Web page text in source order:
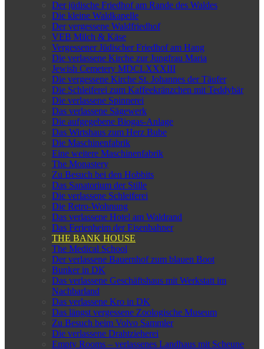
Der jüdische Friedhof am Rande des Waldes
Die kleine Waldkapelle
Der vergessene Waldfriedhof
VEB Milch & Käse
Vergessener Jüdischer Friedhof am Hang
Die verlassene Kirche zur Jungfrau Maria
Jewish Cemetery MDCLXXXIII
Die vergessene Kirche St. Johannes der Täufer
Die Schleiferei zum Kaffeekränzchen mit Teddybär
Die verlassene Spinnerei
Das verlassene Sägewerk
Die aufgegebene Biogas-Anlage
Das Wirtshaus zum Herz Bube
Die Maschinenfabrik
Eine weitere Maschinenfabrik
The Monastery
Zu Besuch bei den Hobbits
Das Sanatorium der Stille
Die verlassene Schleiferei
Die Retro-Wohnung
Das verlassene Hotel am Waldrand
Das Ferienheim der Eisenbahner
THE BANK HOUSE
The Medical School
Der verlassene Bauernhof zum blauen Boot
Bunker in DK
Das verlassene Geschäftshaus mit Werkstatt im
Nachbarland
Das verlassene Kro in DK
Das längst vergessene Zoologische Museum
Zu Besuch beim Volvo Sammler
Die verlassene Drahtzieherei
Empty Rooms – verlassenes Landhaus mit Scheune